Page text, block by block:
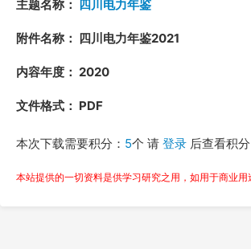
主题名称： 四川电力年鉴
附件名称： 四川电力年鉴2021
内容年度： 2020
文件格式： PDF
本次下载需要积分： 5个 请 登录 后查看积分
本站提供的一切资料是供学习研究之用，如用于商业用